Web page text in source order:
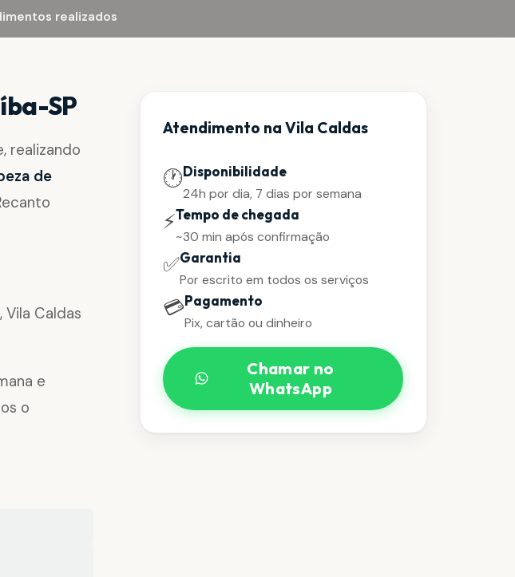
realizados
SP
realizando
de
Vila Caldas
e
o
Atendimento na Vila Caldas
🕐Disponibilidade
24h por dia, 7 dias por semana
⚡Tempo de chegada
~30 min após confirmação
✅Garantia
Por escrito em todos os serviços
💳Pagamento
Pix, cartão ou dinheiro
Chamar no
WhatsApp